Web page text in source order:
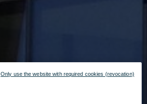
Only use the website with required cookies (revocation)